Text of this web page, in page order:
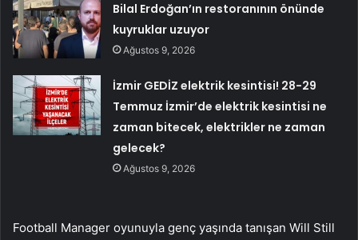
Bilal Erdoğan’ın restoranının önünde
kuyruklar uzuyor
Ağustos 9, 2026
İzmir GEDİZ elektrik kesintisi! 28-29
Temmuz İzmir’de elektrik kesintisi ne
zaman bitecek, elektrikler ne zaman
gelecek?
Ağustos 9, 2026
Football Manager oyunuyla genç yaşında tanışan Will Still